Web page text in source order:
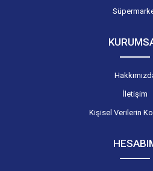
İletişim
Kişisel Verilerin